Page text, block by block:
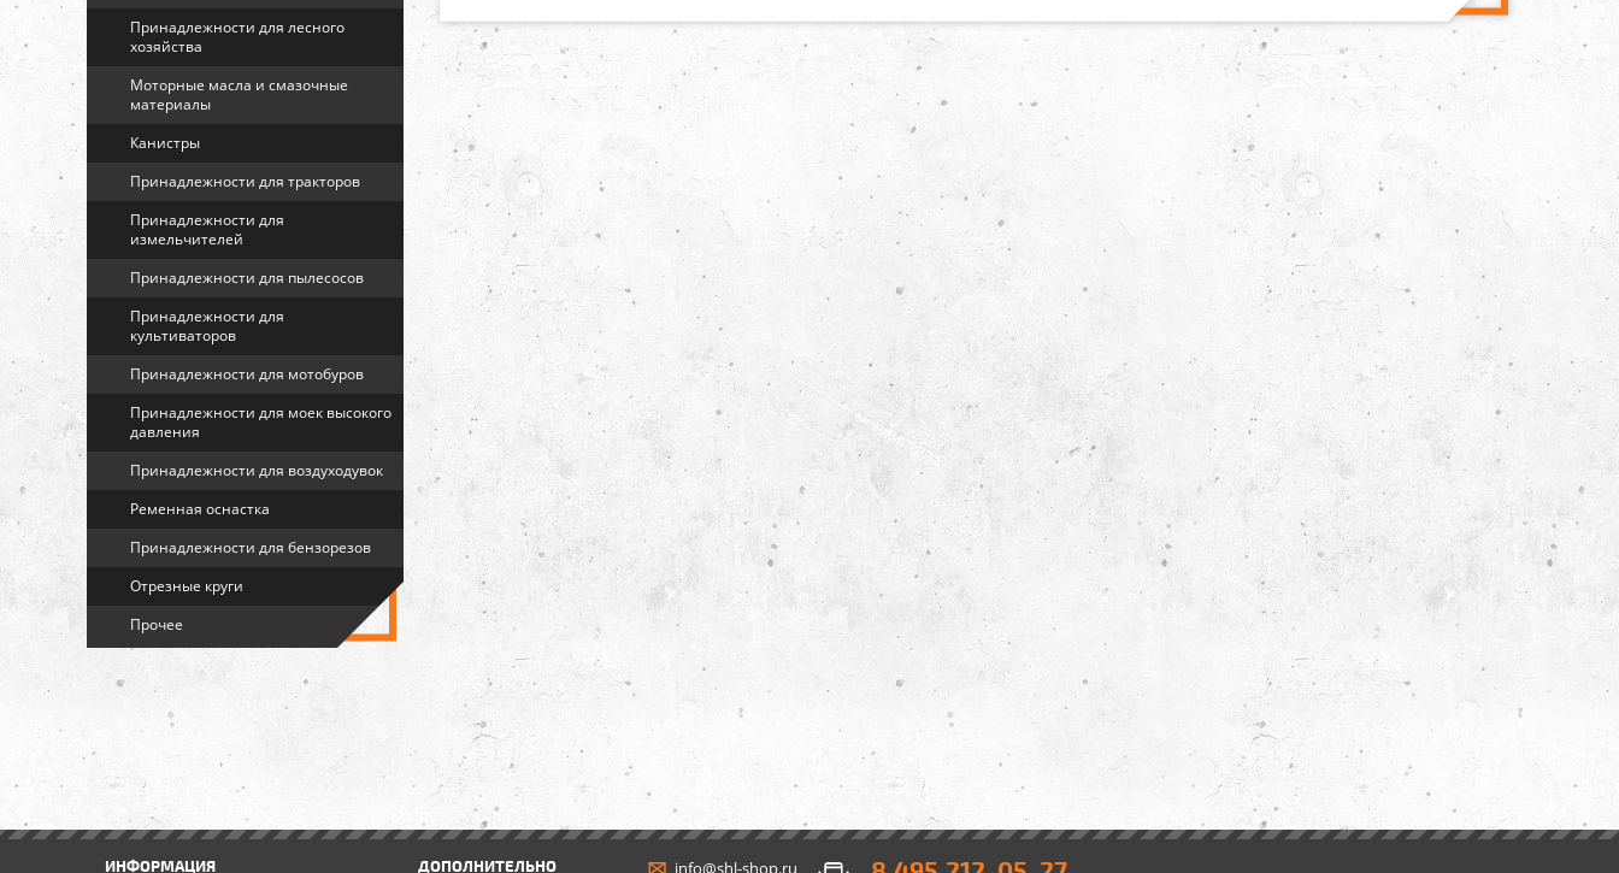
Принадлежности для лесного
хозяйства
Моторные масла и смазочные
материалы
Канистры
Принадлежности для тракторов
Принадлежности для
измельчителей
Принадлежности для пылесосов
Принадлежности для
культиваторов
Принадлежности для мотобуров
Принадлежности для моек высокого
давления
Принадлежности для воздуходувок
Ременная оснастка
Принадлежности для бензорезов
Отрезные круги
Прочее
ИНФОРМАЦИЯ ДОПОЛНИТЕЛЬНО info@shl-shop.ru